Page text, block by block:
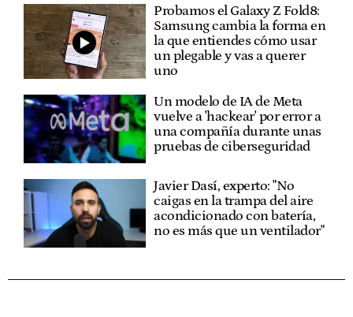
Probamos el Galaxy Z Fold8:
Samsung cambia la forma en
la que entiendes cómo usar
un plegable y vas a querer
uno
Un modelo de IA de Meta
vuelve a 'hackear' por error a
una compañía durante unas
pruebas de ciberseguridad
Javier Dasí, experto: "No
caigas en la trampa del aire
acondicionado con batería,
no es más que un ventilador"